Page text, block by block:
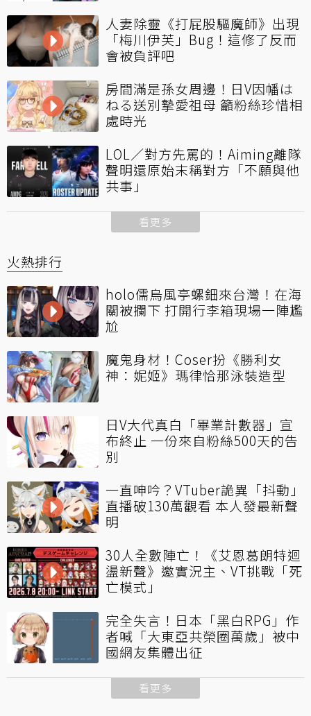
人妻除靈《打屁股驅魔師》出現
「梅川伊芙」Bug！這修了反而
會被負評吧
房間滿是孫女周邊！日V因幡は
ねる送別摯愛祖母 籲粉絲珍惜相
處時光
LOL／對方先罵的！Aiming離隊
聲明還原始末稱對方「不願與他
共事」
看更多
火熱排行
holo儒烏風亭螺鈿來台灣！在海
關被攔下 打開行李箱現場一陣尷
尬
魔鬼身材！Coser扮《勝利女
神：妮姬》瑪律恰那泳裝造型
日V大代真白「畢業計數器」宣
布終止 一份來自粉絲500天的告
別
一直呻吟？VTuber詭異「抖動」
直播破130萬觀看 本人發最新聲
明
30人全數陣亡！《艾恩葛朗特迴
盪新聲》邀實況主、VT挑戰「死
亡模式」
完全失言！日本「黑白RPG」作
者喊「大東亞共榮圈萬歲」被中
國網友集體出征
看更多